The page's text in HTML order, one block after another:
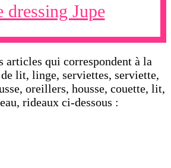
dressing Jupe
articles qui correspondent à la
lit, linge, serviettes, serviette,
oreillers, housse, couette, lit,
rideaux ci-dessous :